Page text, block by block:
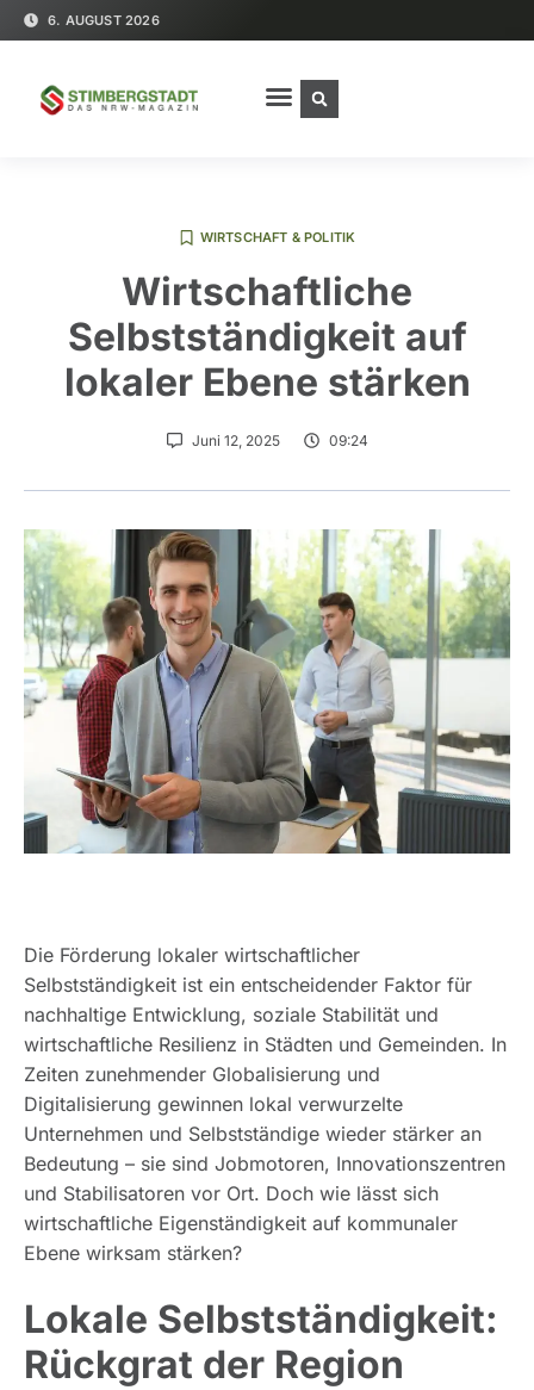
6. AUGUST 2026
WIRTSCHAFT & POLITIK
Wirtschaftliche
Selbstständigkeit auf
lokaler Ebene stärken
Juni 12, 2025 09:24
Die Förderung lokaler wirtschaftlicher
Selbstständigkeit ist ein entscheidender Faktor für
nachhaltige Entwicklung, soziale Stabilität und
wirtschaftliche Resilienz in Städten und Gemeinden. In
Zeiten zunehmender Globalisierung und
Digitalisierung gewinnen lokal verwurzelte
Unternehmen und Selbstständige wieder stärker an
Bedeutung – sie sind Jobmotoren, Innovationszentren
und Stabilisatoren vor Ort. Doch wie lässt sich
wirtschaftliche Eigenständigkeit auf kommunaler
Ebene wirksam stärken?
Lokale Selbstständigkeit:
Rückgrat der Region